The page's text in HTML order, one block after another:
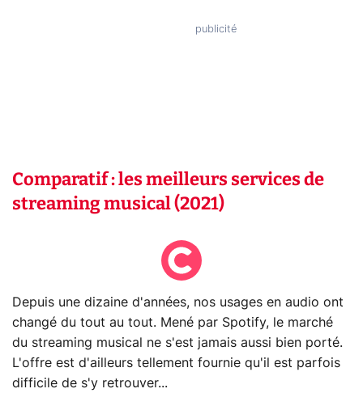
Comparatif : les meilleurs services de
streaming musical (2021)
Depuis une dizaine d'années, nos usages en audio ont
changé du tout au tout. Mené par Spotify, le marché
du streaming musical ne s'est jamais aussi bien porté.
L'offre est d'ailleurs tellement fournie qu'il est parfois
difficile de s'y retrouver...